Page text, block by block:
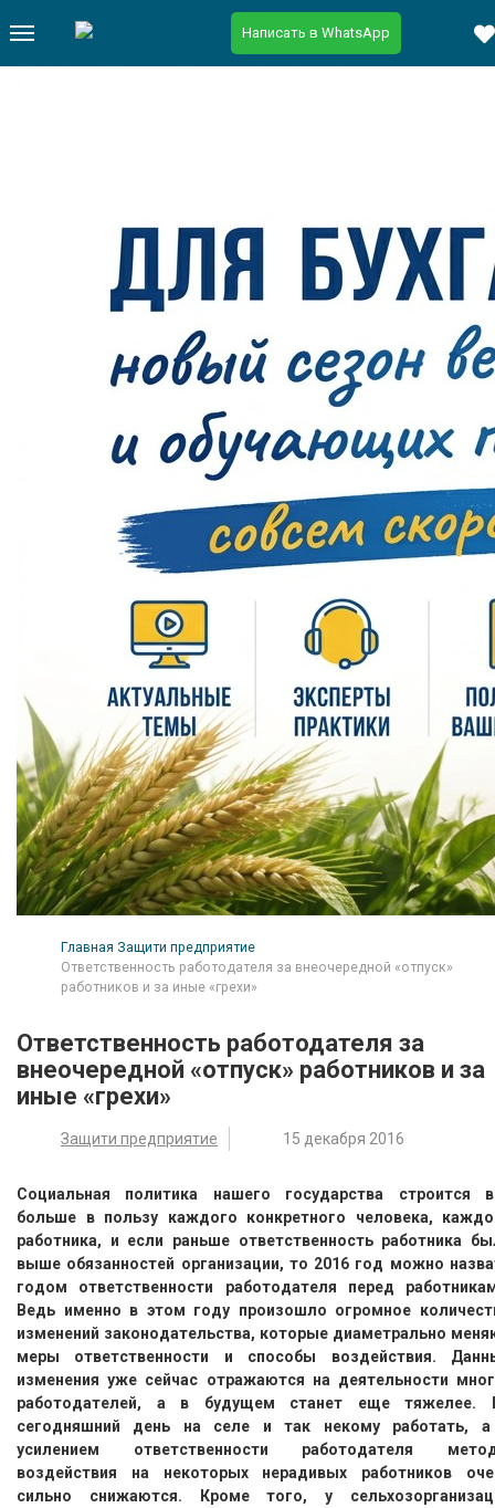
Написать в WhatsApp
Главная Защити предприятие
Ответственность работодателя за внеочередной «отпуск»
работников и за иные «грехи»
Ответственность работодателя за
внеочередной «отпуск» работников и за
иные «грехи»
Защити предприятие 15 декабря 2016
Социальная политика нашего государства строится
больше в пользу каждого конкретного человека,
работника, и если раньше ответственность работника
выше обязанностей организации, то 2016 год можно
годом ответственности работодателя перед
Ведь именно в этом году произошло огромное
изменений законодательства, которые диаметрально
меры ответственности и способы воздействия.
изменения уже сейчас отражаются на деятельности
работодателей, а в будущем станет еще тяжелее.
сегодняшний день на селе и так некому работать,
усилением ответственности работодателя
воздействия на некоторых нерадивых работников
сильно снижаются. Кроме того, у